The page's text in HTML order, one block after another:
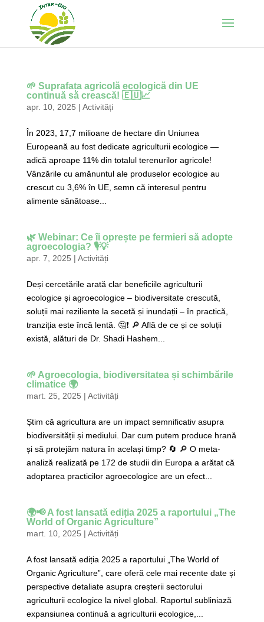
🌱 Suprafața agricolă ecologică din UE
continuă să crească! 🇪🇺📈
apr. 10, 2025 | Activități
În 2023, 17,7 milioane de hectare din Uniunea
Europeană au fost dedicate agriculturii ecologice —
adică aproape 11% din totalul terenurilor agricole!
Vânzările cu amănuntul ale produselor ecologice au
crescut cu 3,6% în UE, semn că interesul pentru
alimente sănătoase...
🌿 Webinar: Ce îi oprește pe fermieri să adopte
agroecologia? 🎙️💡
apr. 7, 2025 | Activități
Deși cercetările arată clar beneficiile agriculturii
ecologice și agroecologice – biodiversitate crescută,
soluții mai reziliente la secetă și inundații – în practică,
tranziția este încă lentă. 🤔❗ 🔎 Află de ce și ce soluții
există, alături de Dr. Shadi Hashem...
🌱 Agroecologia, biodiversitatea și schimbările
climatice 🌍
mart. 25, 2025 | Activități
Știm că agricultura are un impact semnificativ asupra
biodiversității și mediului. Dar cum putem produce hrană
și să protejăm natura în același timp? 🔄 🔎 O meta-
analiză realizată pe 172 de studii din Europa a arătat că
adoptarea practicilor agroecologice are un efect...
🌍📢 A fost lansată ediția 2025 a raportului „The
World of Organic Agriculture”
mart. 10, 2025 | Activități
A fost lansată ediția 2025 a raportului „The World of
Organic Agriculture”, care oferă cele mai recente date și
perspective detaliate asupra creșterii sectorului
agriculturii ecologice la nivel global. Raportul subliniază
expansiunea continuă a agriculturii ecologice,...